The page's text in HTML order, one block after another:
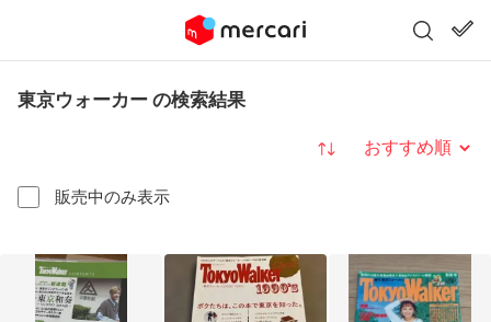
東京ウォーカー の検索結果
販売中のみ表示
並び替え